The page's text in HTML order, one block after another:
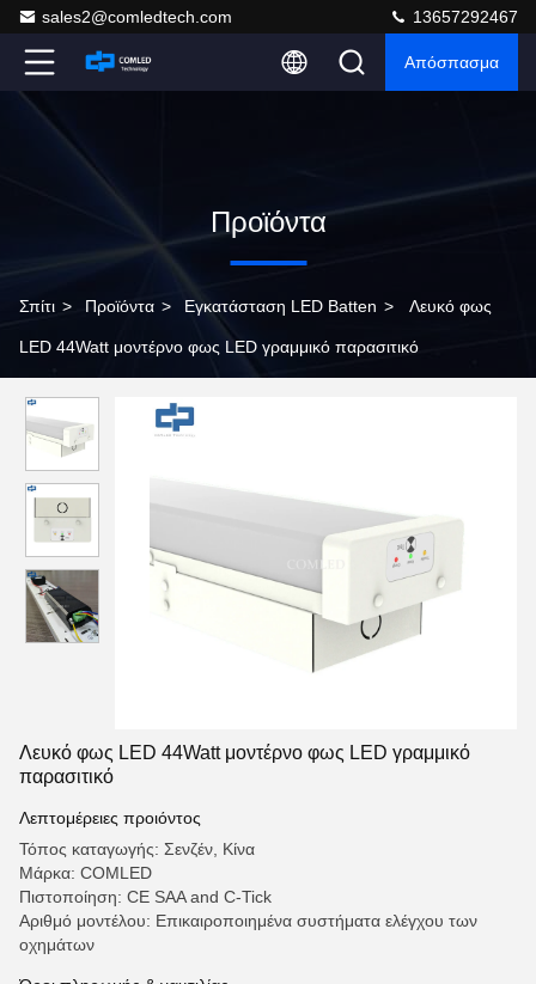
sales2@comledtech.com 13657292467
Απόσπασμα
Προϊόντα
Σπίτι > Προϊόντα > Εγκατάσταση LED Batten > Λευκό φως
LED 44Watt μοντέρνο φως LED γραμμικό παρασιτικό
Λευκό φως LED 44Watt μοντέρνο φως LED γραμμικό
παρασιτικό
Λεπτομέρειες προιόντος
Τόπος καταγωγής: Σενζέν, Κίνα
Μάρκα: COMLED
Πιστοποίηση: CE SAA and C-Tick
Αριθμό μοντέλου: Επικαιροποιημένα συστήματα ελέγχου των
οχημάτων